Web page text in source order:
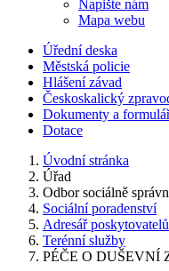
Napište nám
Mapa webu
Úřední deska
Městská policie
Hlášení závad
Českoskalický
Dokumenty a
Dotace
Úvodní stránka
Úřad
Odbor sociálně
Sociální poradenství
Adresář
Terénní služby
PÉČE O DUŠEVNÍ